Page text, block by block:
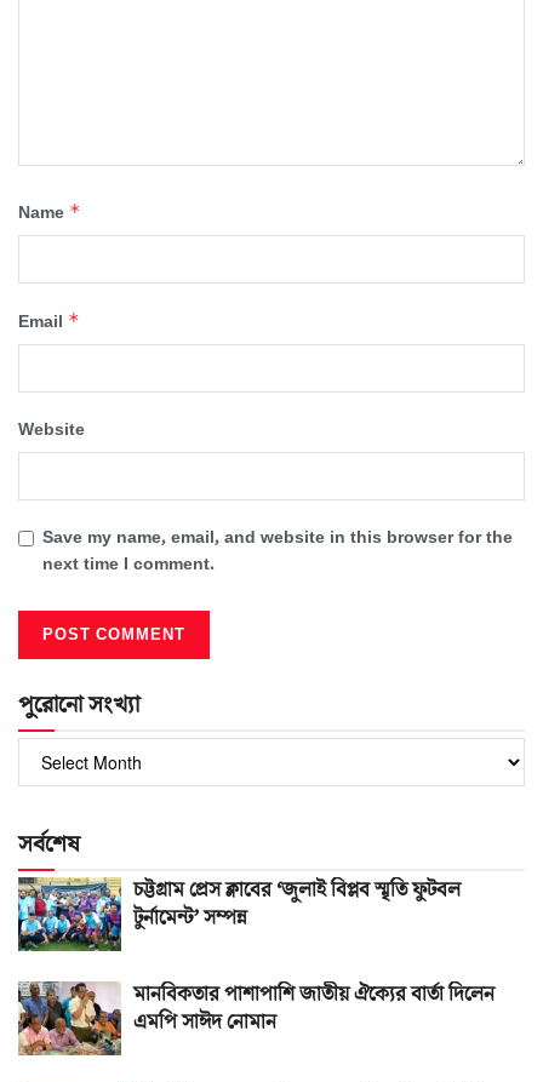
Name *
Email *
Website
Save my name, email, and website in this browser for the
next time I comment.
পুরোনো সংখ্যা
পুরোনো
সংখ্যা
সর্বশেষ
চট্টগ্রাম প্রেস ক্লাবের ‘জুলাই বিপ্লব স্মৃতি ফুটবল
টুর্নামেন্ট’ সম্পন্ন
মানবিকতার পাশাপাশি জাতীয় ঐক্যের বার্তা দিলেন
এমপি সাঈদ নোমান